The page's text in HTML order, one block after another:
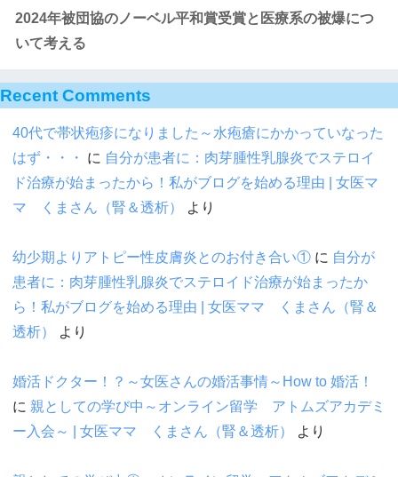
2024年被団協のノーベル平和賞受賞と医療系の被爆につ
いて考える
Recent Comments
40代で帯状疱疹になりました～水疱瘡にかかっていなった
はず・・・
に 自分が患者に：肉芽腫性乳腺炎でステロイ
ド治療が始まったから！私がブログを始める理由 | 女医マ
マ くまさん（腎＆透析）
より
幼少期よりアトピー性皮膚炎とのお付き合い① に 自分が
患者に：肉芽腫性乳腺炎でステロイド治療が始まったか
ら！私がブログを始める理由 | 女医ママ くまさん（腎＆
透析）
より
婚活ドクター！？～女医さんの婚活事情～How to 婚活！
に 親としての学び中～オンライン留学 アトムズアカデミ
ー入会～ | 女医ママ くまさん（腎＆透析）
より